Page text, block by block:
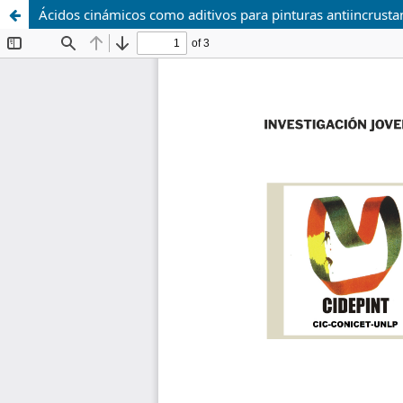
Ácidos cinámicos como aditivos para pinturas